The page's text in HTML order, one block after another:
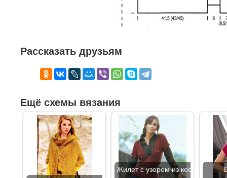
Рассказать друзьям
Ещё схемы вязания
Жилет с узором из кос